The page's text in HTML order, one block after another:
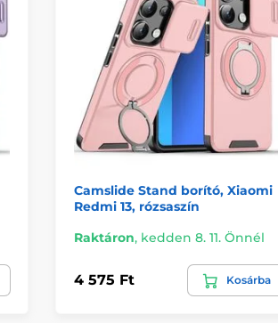
Camslide Stand borító, Xiaomi
Redmi 13, rózsaszín
Raktáron, kedden 8. 11. Önnél
4 575 Ft Kosárba